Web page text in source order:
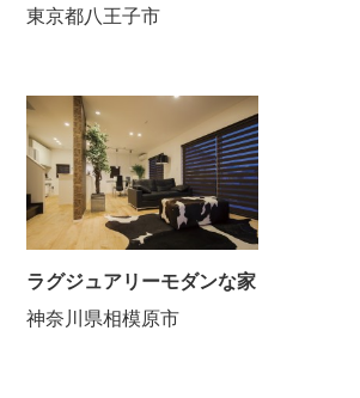
東京都八王子市
ラグジュアリーモダンな家
神奈川県相模原市